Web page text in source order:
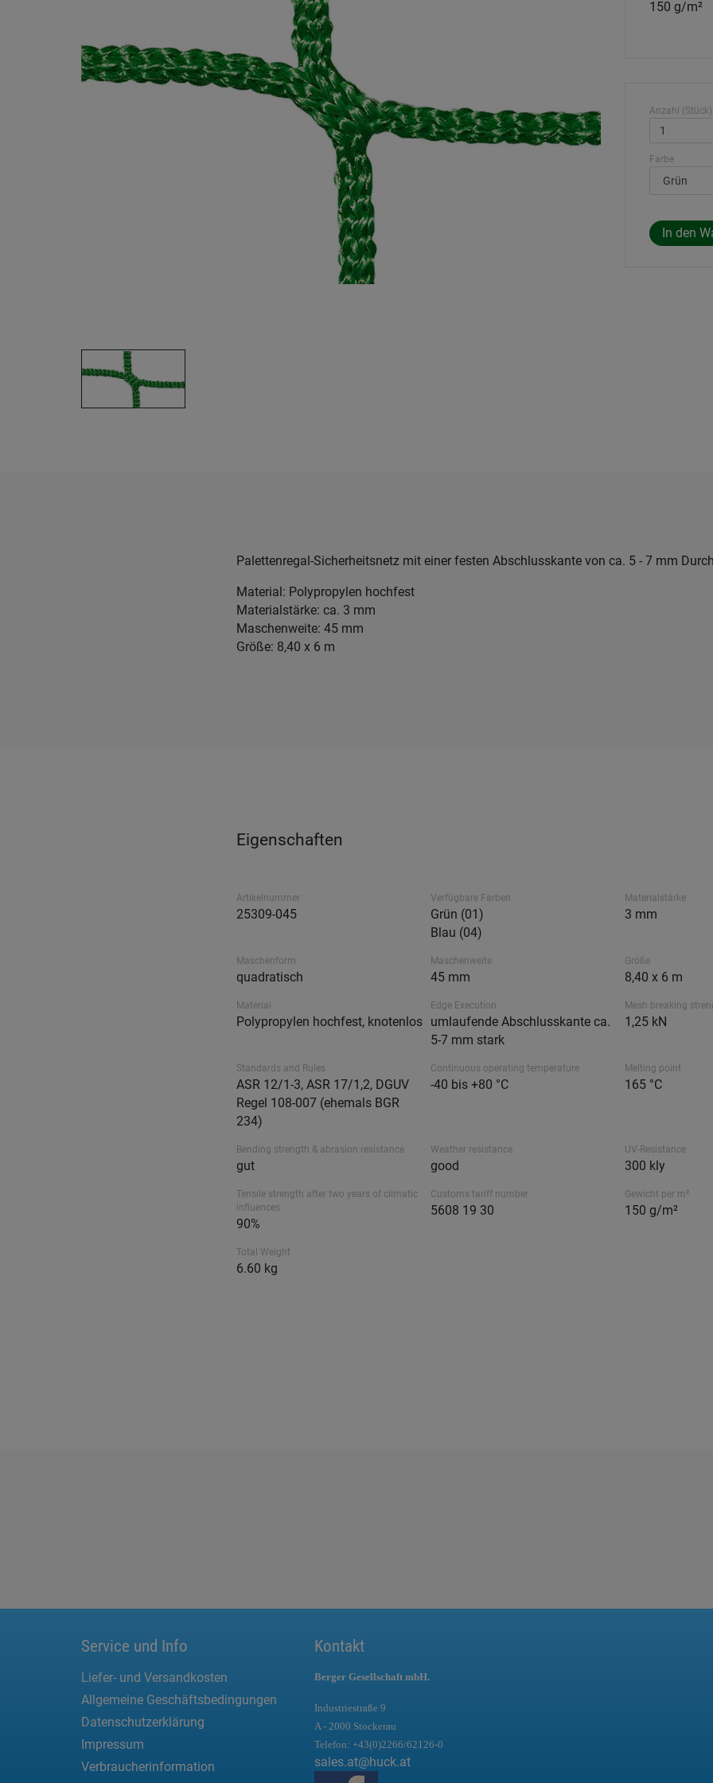
150 g/m²
Anzahl
Farbe
Palettenregal-Sicherheitsnetz mit einer festen Abschlusskante von ca. 5 - 7 mm
Material: Polypropylen hochfest
Materialstärke: ca. 3 mm
Maschenweite: 45 mm
Größe: 8,40 x 6 m
Eigenschaften
Artikelnummer
25309-045
Verfügbare Farben
Grün (01)
Blau (04)
Materialstärke
3 mm
Maschenform
quadratisch
Maschenweite
45 mm
Größe
8,40 x 6 m
Material
Polypropylen hochfest, knotenlos
Edge Execution
umlaufende Abschlusskante ca.
5-7 mm stark
Mesh breaking
1,25 kN
Standards and Rules
ASR 12/1-3, ASR 17/1,2, DGUV
Regel 108-007 (ehemals BGR
234)
Continuous operating temperature
-40 bis +80 °C
Melting point
165 °C
Bending strength & abrasion resistance
gut
Weather resistance
good
UV-Resistance
300 kly
Tensile strength after two years of climatic
influences
90%
Customs tariff number
5608 19 30
Gewicht per m²
150 g/m²
Total Weight
6.60 kg
Service und Info
Liefer- und Versandkosten
Allgemeine Geschäftsbedingungen
Datenschutzerklärung
Impressum
Verbraucherinformation
Kontakt
Berger Gesellschaft mbH.
Industriestraße 9
A - 2000 Stockerau
Telefon: +43(0)2266/62126-0
sales.at@huck.at